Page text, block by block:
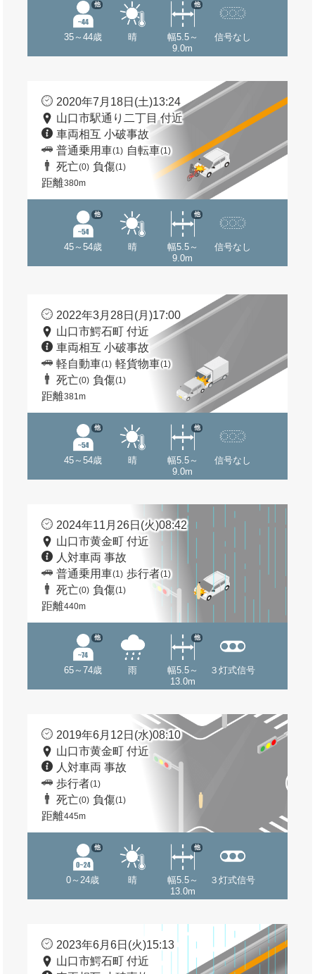
35～44歳
他
晴
幅5.5～
9.0m
他
信号なし
2020年7月18日(土)13:24
山口市駅通り二丁目 付近
車両相互 小破事故
普通乗用車(1) 自転車(1)
死亡(0) 負傷(1)
距離380m
45～54歳
他
晴
幅5.5～
9.0m
他
信号なし
2022年3月28日(月)17:00
山口市鰐石町 付近
車両相互 小破事故
軽自動車(1) 軽貨物車(1)
死亡(0) 負傷(1)
距離381m
45～54歳
他
晴
幅5.5～
9.0m
他
信号なし
2024年11月26日(火)08:42
山口市黄金町 付近
人対車両 事故
普通乗用車(1) 歩行者(1)
死亡(0) 負傷(1)
距離440m
65～74歳
他
雨
幅5.5～
13.0m
他
３灯式信号
2019年6月12日(水)08:10
山口市黄金町 付近
人対車両 事故
歩行者(1)
死亡(0) 負傷(1)
距離445m
0～24歳
他
晴
幅5.5～
13.0m
他
３灯式信号
2023年6月6日(火)15:13
山口市鰐石町 付近